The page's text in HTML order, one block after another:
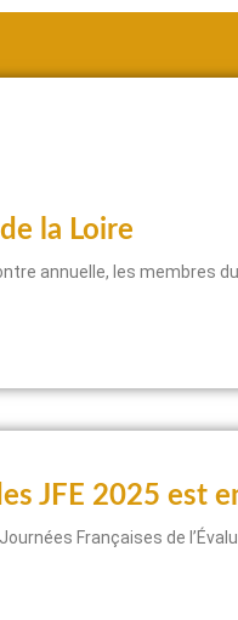
la Loire
annuelle, les membres
JFE 2025 est
Françaises de